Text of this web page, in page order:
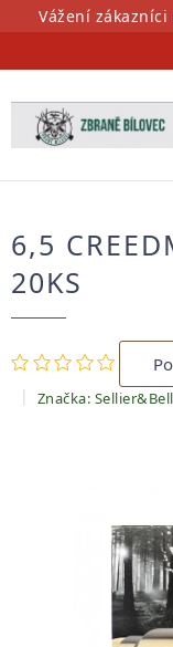
PřejítVážení
6,5
20KS
je
Značka: